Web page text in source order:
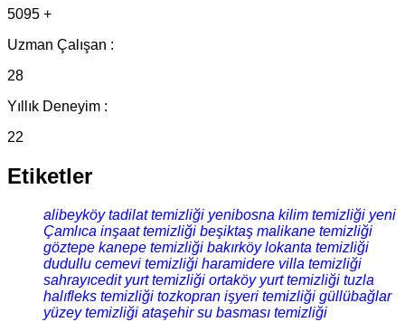
5095 +
Uzman Çalışan :
28
Yıllık Deneyim :
22
Etiketler
alibeyköy tadilat temizliği yenibosna kilim temizliği yeni
Çamlıca inşaat temizliği beşiktaş malikane temizliği
göztepe kanepe temizliği bakırköy lokanta temizliği
dudullu cemevi temizliği haramidere villa temizliği
sahrayıcedit yurt temizliği ortaköy yurt temizliği tuzla
halıfleks temizliği tozkopran işyeri temizliği güllübağlar
yüzey temizliği ataşehir su basması temizliği